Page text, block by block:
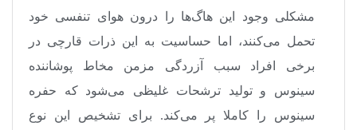
مشکلی وجود این هاگ‌ها را درون هوای تنفسی خود
تحمل می‌کنند، اما حساسیت به این ذرات قارچی در
برخی افراد سبب آزردگی مزمن مخاط پوشاننده
سینوس و تولید ترشحات غلیظی می‌شود که حفره
سینوس را کاملا پر می‌کند. برای تشخیص این نوع